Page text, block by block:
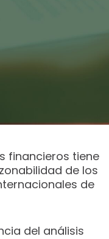
financieros tiene
de los
de
del análisis